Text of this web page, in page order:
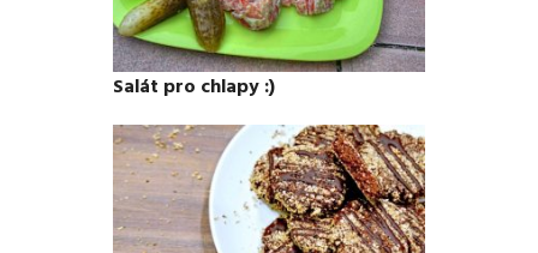
Salát pro chlapy :)